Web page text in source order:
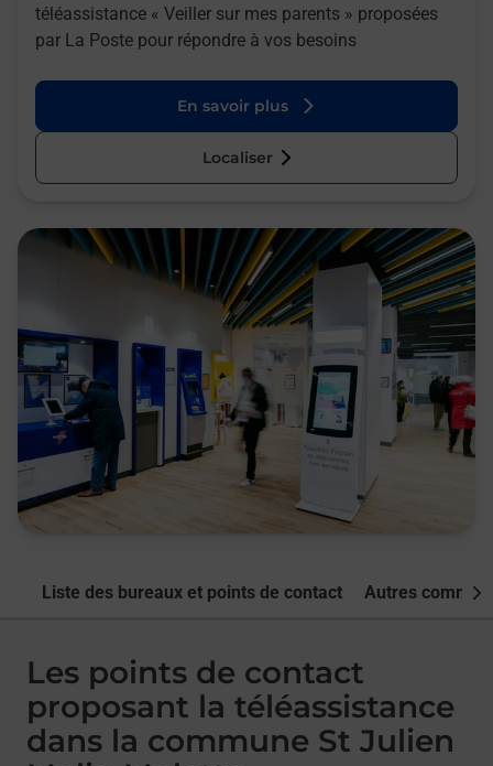
téléassistance « Veiller sur mes parents » proposées
par La Poste pour répondre à vos besoins
En savoir plus
Localiser
Liste des bureaux et points de contact Autres
Les points de contact
proposant la téléassistance
dans la commune St Julien